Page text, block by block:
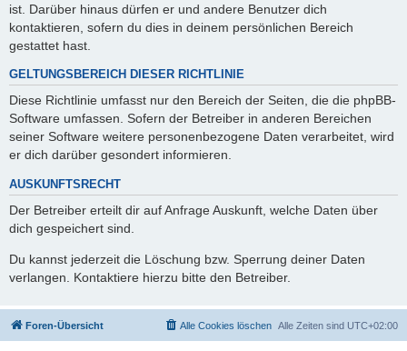
ist. Darüber hinaus dürfen er und andere Benutzer dich
kontaktieren, sofern du dies in deinem persönlichen Bereich
gestattet hast.
GELTUNGSBEREICH DIESER RICHTLINIE
Diese Richtlinie umfasst nur den Bereich der Seiten, die die phpBB-
Software umfassen. Sofern der Betreiber in anderen Bereichen
seiner Software weitere personenbezogene Daten verarbeitet, wird
er dich darüber gesondert informieren.
AUSKUNFTSRECHT
Der Betreiber erteilt dir auf Anfrage Auskunft, welche Daten über
dich gespeichert sind.
Du kannst jederzeit die Löschung bzw. Sperrung deiner Daten
verlangen. Kontaktiere hierzu bitte den Betreiber.
Foren-Übersicht Alle Zeiten sind UTC+02:00
Alle Cookies löschen